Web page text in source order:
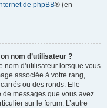
de phpBB® (en
nom d’utilisateur ?
nom d’utilisateur lorsque vous
associée à votre rang,
ou des ronds. Elle
de messages que vous avez
sur le forum. L’autre